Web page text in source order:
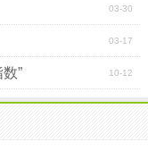
03-30
03-17
10-12
”